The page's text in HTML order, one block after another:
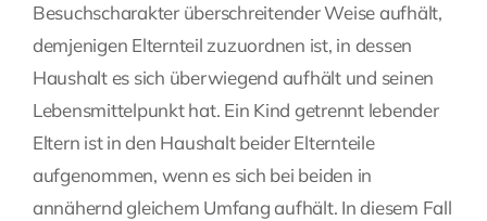
Besuchscharakter überschreitender Weise aufhält,
demjenigen Elternteil zuzuordnen ist, in dessen
Haushalt es sich überwiegend aufhält und seinen
Lebensmittelpunkt hat. Ein Kind getrennt lebender
Eltern ist in den Haushalt beider Elternteile
aufgenommen, wenn es sich bei beiden in
annähernd gleichem Umfang aufhält. In diesem Fall